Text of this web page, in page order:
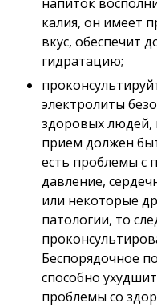
калия, он имеет
вкус, обеспечит
гидратацию;
электролиты
здоровых людей,
прием должен
есть проблемы с
давление,
или некоторые
патологии, то
Беспорядочное
способно
проблемы со